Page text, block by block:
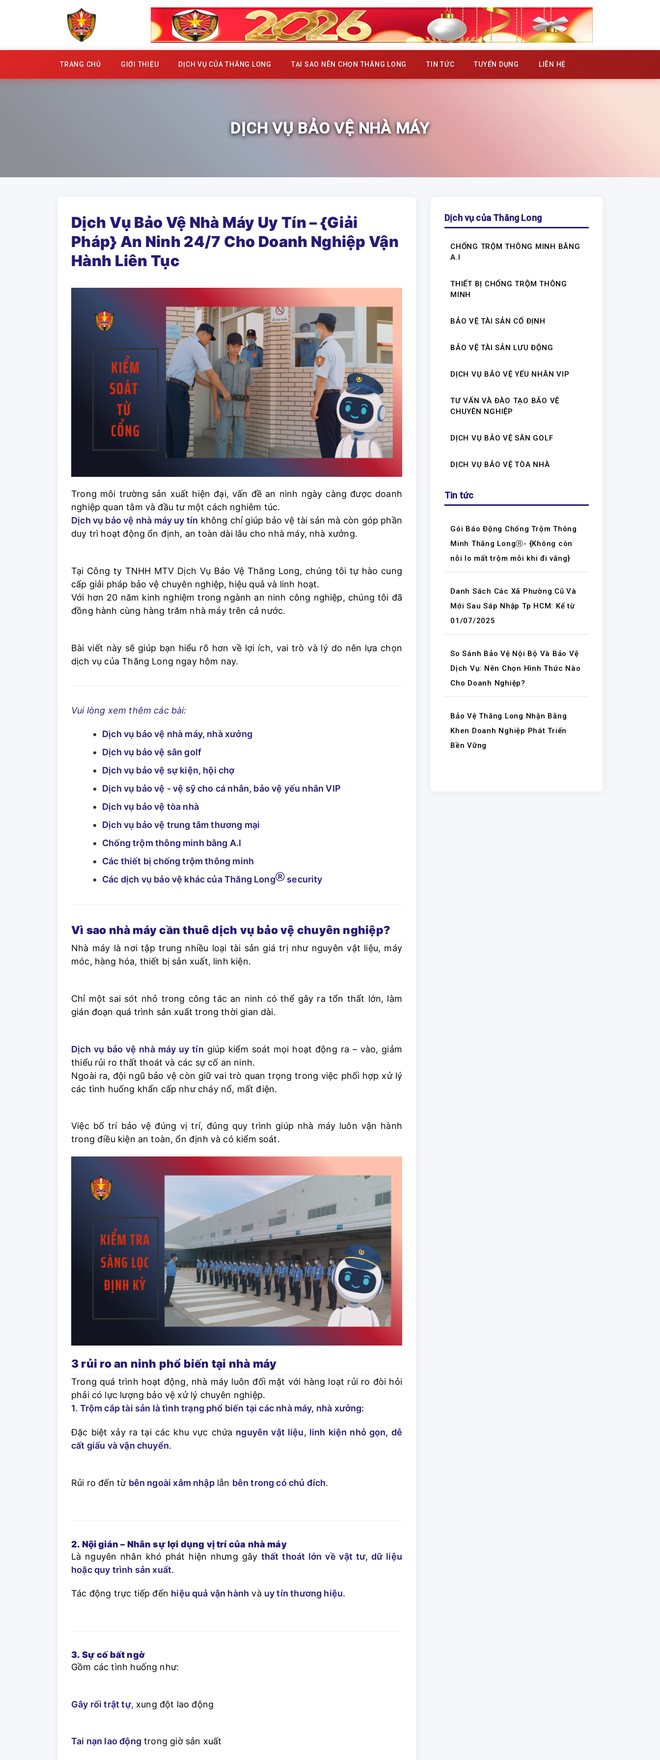
TRANG CHỦ GIỚI THIỆU DỊCH VỤ CỦA THĂNG LONG TẠI SAO NÊN CHỌN THĂNG LONG TIN TỨC TUYỂN DỤNG LIÊN HỆ
DỊCH VỤ BẢO VỆ NHÀ MÁY
Dịch vụ của Thăng Long
CHỐNG TRỘM THÔNG MINH BẰNG
A.I
THIẾT BỊ CHỐNG TRỘM THÔNG
MINH
BẢO VỆ TÀI SẢN CỐ ĐỊNH
BẢO VỆ TÀI SẢN LƯU ĐỘNG
DỊCH VỤ BẢO VỆ YẾU NHÂN VIP
TƯ VẤN VÀ ĐÀO TẠO BẢO VỆ
CHUYÊN NGHIỆP
DỊCH VỤ BẢO VỆ SÂN GOLF
DỊCH VỤ BẢO VỆ TÒA NHÀ
Tin tức
Gói Báo Động Chống Trộm Thông
Minh Thăng LongⓇ- {Không còn
nỗi lo mất trộm mỗi khi đi vắng}
Danh Sách Các Xã Phường Cũ Và
Mới Sau Sáp Nhập Tp HCM: Kể từ
01/07/2025
So Sánh Bảo Vệ Nội Bộ Và Bảo Vệ
Dịch Vụ: Nên Chọn Hình Thức Nào
Cho Doanh Nghiệp?
Bảo Vệ Thăng Long Nhận Bằng
Khen Doanh Nghiệp Phát Triển
Bền Vững
Dịch Vụ Bảo Vệ Nhà Máy Uy Tín – {Giải
Pháp} An Ninh 24/7 Cho Doanh Nghiệp Vận
Hành Liên Tục
Trong môi trường sản xuất hiện đại, vấn đề an ninh ngày càng được doanh
nghiệp quan tâm và đầu tư một cách nghiêm túc.
Dịch vụ bảo vệ nhà máy uy tín không chỉ giúp bảo vệ tài sản mà còn góp phần
duy trì hoạt động ổn định, an toàn dài lâu cho nhà máy, nhà xưởng.
Tại Công ty TNHH MTV Dịch Vụ Bảo Vệ Thăng Long, chúng tôi tự hào cung
cấp giải pháp bảo vệ chuyên nghiệp, hiệu quả và linh hoạt.
Với hơn 20 năm kinh nghiệm trong ngành an ninh công nghiệp, chúng tôi đã
đồng hành cùng hàng trăm nhà máy trên cả nước.
Bài viết này sẽ giúp bạn hiểu rõ hơn về lợi ích, vai trò và lý do nên lựa chọn
dịch vụ của Thăng Long ngay hôm nay.
Vui lòng xem thêm các bài:
Dịch vụ bảo vệ nhà máy, nhà xưởng
Dịch vụ bảo vệ sân golf
Dịch vụ bảo vệ sự kiện, hội chợ
Dịch vụ bảo vệ - vệ sỹ cho cá nhân, bảo vệ yếu nhân VIP
Dịch vụ bảo vệ tòa nhà
Dịch vụ bảo vệ trung tâm thương mại
Chống trộm thông minh bằng A.I
Các thiết bị chống trộm thông minh
Các dịch vụ bảo vệ khác của Thăng LongⓇ security
Vì sao nhà máy cần thuê dịch vụ bảo vệ chuyên nghiệp?
Nhà máy là nơi tập trung nhiều loại tài sản giá trị như nguyên vật liệu, máy
móc, hàng hóa, thiết bị sản xuất, linh kiện.
Chỉ một sai sót nhỏ trong công tác an ninh có thể gây ra tổn thất lớn, làm
gián đoạn quá trình sản xuất trong thời gian dài.
Dịch vụ bảo vệ nhà máy uy tín giúp kiểm soát mọi hoạt động ra – vào, giảm
thiểu rủi ro thất thoát và các sự cố an ninh.
Ngoài ra, đội ngũ bảo vệ còn giữ vai trò quan trọng trong việc phối hợp xử lý
các tình huống khẩn cấp như cháy nổ, mất điện.
Việc bố trí bảo vệ đúng vị trí, đúng quy trình giúp nhà máy luôn vận hành
trong điều kiện an toàn, ổn định và có kiểm soát.
3 rủi ro an ninh phổ biến tại nhà máy
Trong quá trình hoạt động, nhà máy luôn đối mặt với hàng loạt rủi ro đòi hỏi
phải có lực lượng bảo vệ xử lý chuyên nghiệp.
1. Trộm cắp tài sản là tình trạng phổ biến tại các nhà máy, nhà xưởng:
Đặc biệt xảy ra tại các khu vực chứa nguyên vật liệu, linh kiện nhỏ gọn, dễ
cất giấu và vận chuyển.
Rủi ro đến từ bên ngoài xâm nhậplẫn bên trong có chủ đích.
2. Nội gián – Nhân sự lợi dụng vị trí của nhà máy
Là nguyên nhân khó phát hiện nhưng gây thất thoát lớn về vật tư, dữ liệu
hoặc quy trình sản xuất.
Tác động trực tiếp đến hiệu quả vận hành và uy tín thương hiệu.
3. Sự cố bất ngờ
Gồm các tình huống như:
Gây rối trật tự, xung đột lao động
Tai nạn lao động trong giờ sản xuất